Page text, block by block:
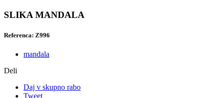
SLIKA MANDALA
Referenca: Z996
mandala
Deli
Daj v skupno rabo
Tweet